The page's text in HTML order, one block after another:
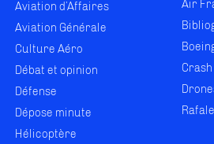
Aviation d’Affaires
Aviation Générale
Culture Aéro
Débat et opinion
Défense
Dépose minute
Hélicoptère
Air
Crash
Rafale